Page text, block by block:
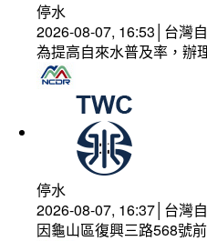
停水
2026-08-07, 16:53│台灣
為提高自來水普及率，辦
停水
2026-08-07, 16:37│台灣
因龜山區復興三路568號